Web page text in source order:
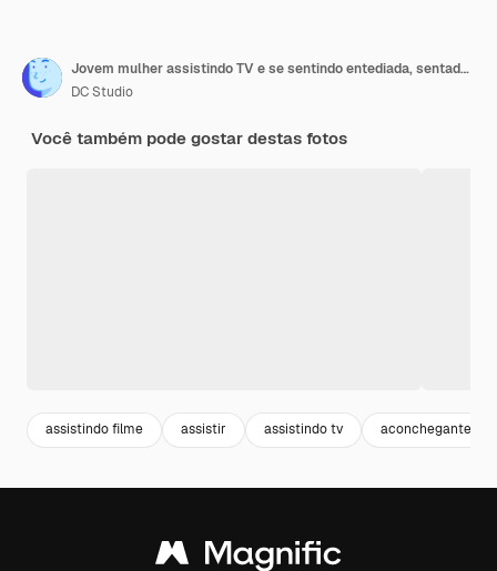
Jovem mulher assistindo TV e se sentindo entediada, sentada no sofá da sala de estar em casa. Senhora cansada, exausta e solitária relaxando assistindo TV deitada em um sofá confortável comendo lanches tarde da noite
DC Studio
Você também pode gostar destas fotos
assistindo filme assistir assistindo tv aconchegante